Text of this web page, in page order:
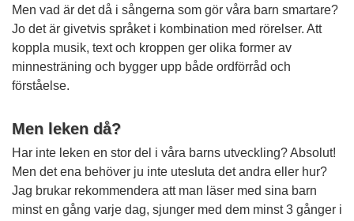
Men vad är det då i sångerna som gör våra barn smartare?
Jo det är givetvis språket i kombination med rörelser. Att
koppla musik, text och kroppen ger olika former av
minnesträning och bygger upp både ordförråd och
förståelse.
Men leken då?
Har inte leken en stor del i våra barns utveckling? Absolut!
Men det ena behöver ju inte utesluta det andra eller hur?
Jag brukar rekommendera att man läser med sina barn
minst en gång varje dag, sjunger med dem minst 3 gånger i